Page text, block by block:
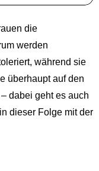
die
werden
während sie
überhaupt auf den
dabei geht es auch
dieser Folge mit der